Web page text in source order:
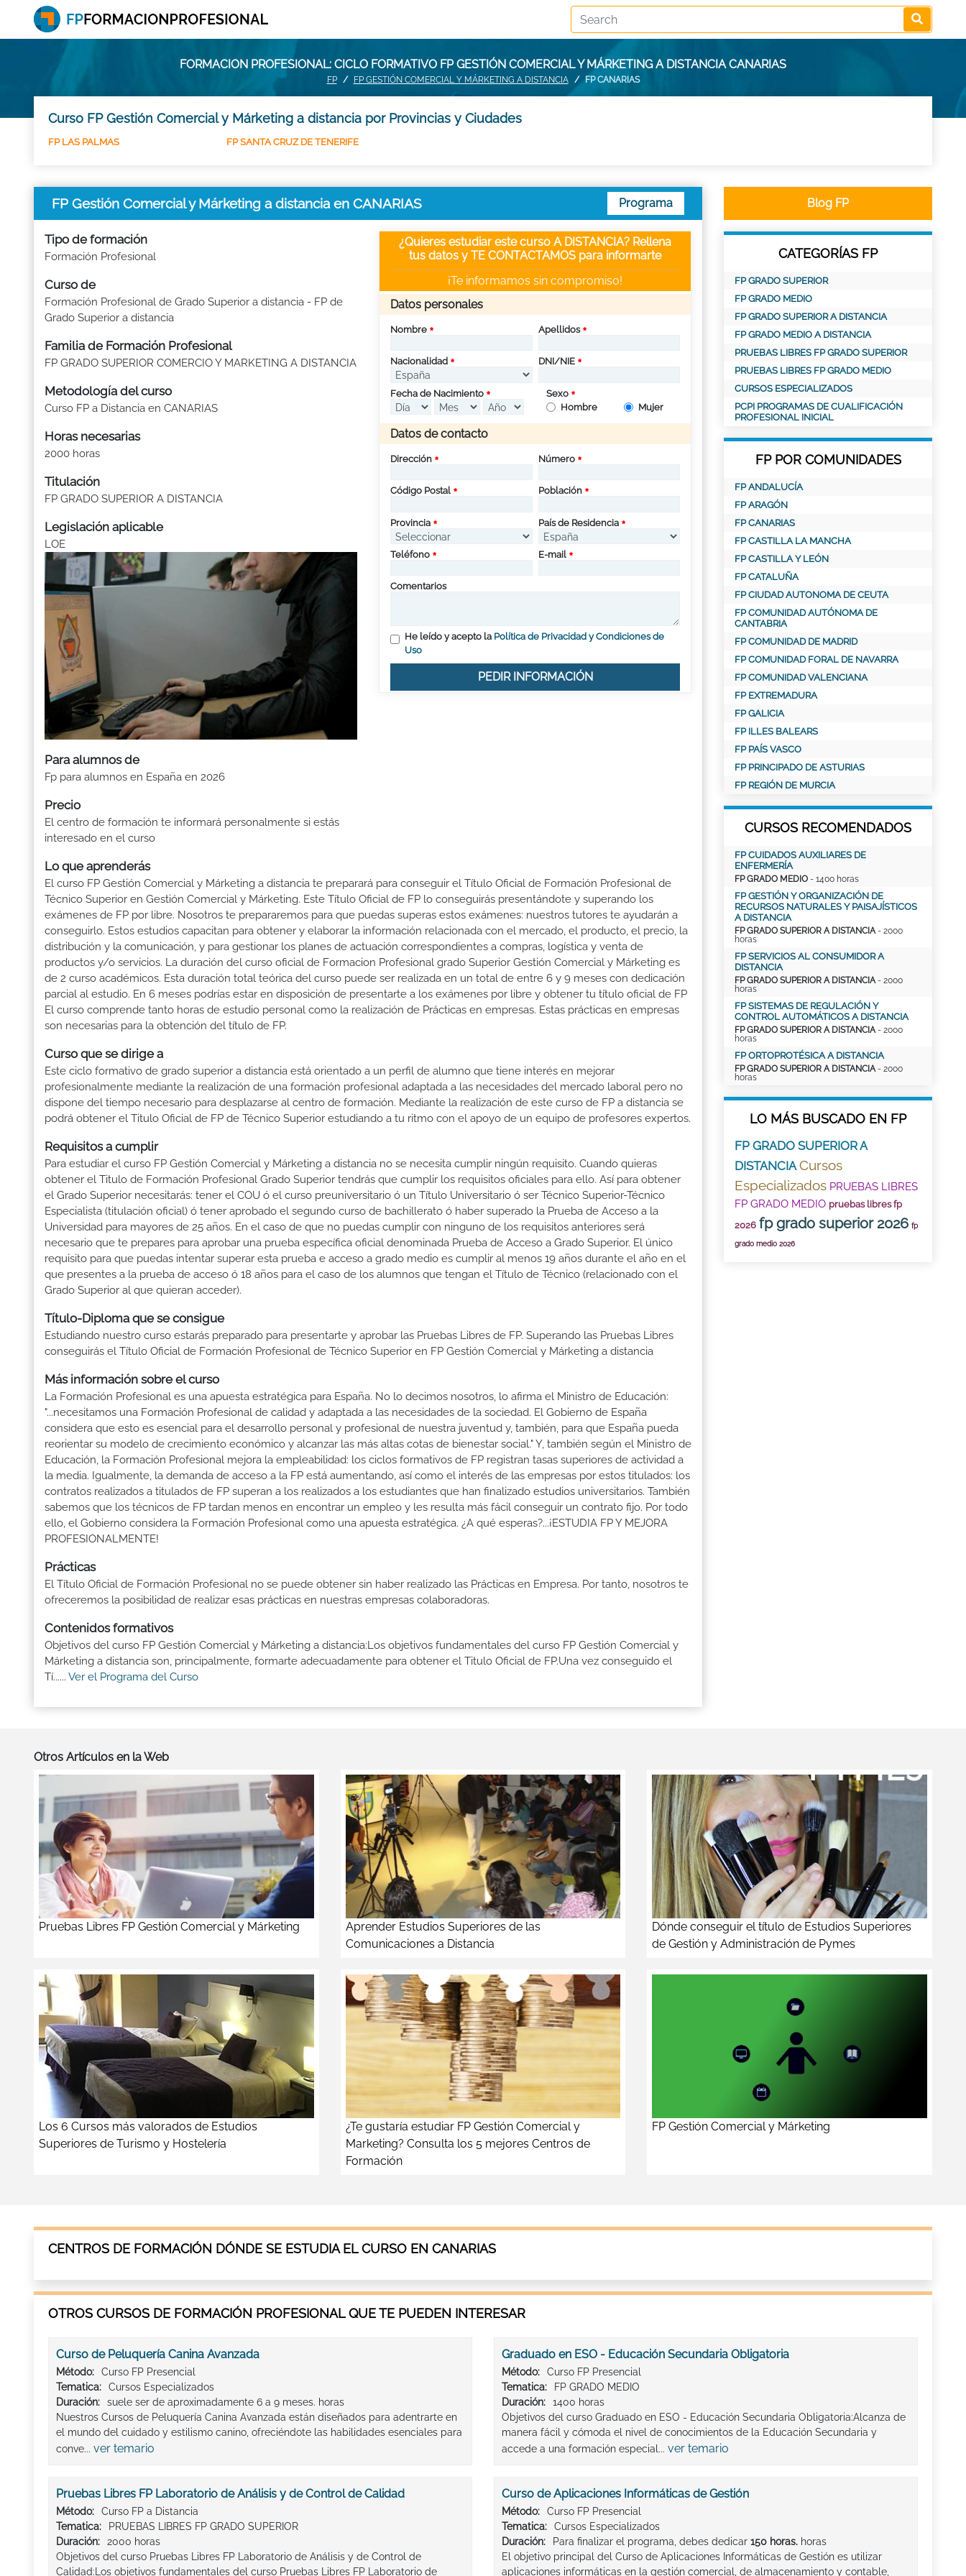
FORMACION PROFESIONAL: CICLO FORMATIVO FP GESTIÓN COMERCIAL Y MÁRKETING A DISTANCIA CANARIAS
FP FP GESTIÓN COMERCIAL Y MÁRKETING A DISTANCIA FP CANARIAS
Curso FP Gestión Comercial y Márketing a distancia por Provincias y Ciudades
FP LAS PALMAS FP SANTA CRUZ DE TENERIFE
FP Gestión Comercial y Márketing a distancia en CANARIAS Programa
Tipo de formación
Formación Profesional
Curso de
Formación Profesional de Grado Superior a distancia - FP de
Grado Superior a distancia
Familia de Formación Profesional
FP GRADO SUPERIOR COMERCIO Y MARKETING A DISTANCIA
Metodología del curso
Curso FP a Distancia en CANARIAS
Horas necesarias
2000 horas
Titulación
FP GRADO SUPERIOR A DISTANCIA
Legislación aplicable
LOE
Para alumnos de
Fp para alumnos en España en 2026
Precio
El centro de formación te informará personalmente si estás
interesado en el curso
¿Quieres estudiar este curso A DISTANCIA? Rellena
tus datos y TE CONTACTAMOS para informarte
¡Te informamos sin compromiso!
Datos personales
Nombre Apellidos
Nacionalidad DNI/NIE
Fecha de Nacimiento
Sexo
Hombre
Mujer
Datos de contacto
Dirección Número
Código Postal Población
Provincia País de Residencia
Teléfono E-mail
Comentarios
He leído y acepto la Política de Privacidad y Condiciones de
Uso
PEDIR INFORMACIÓN
Lo que aprenderás
El curso FP Gestión Comercial y Márketing a distancia te preparará para conseguir el Título Oficial de Formación Profesional de
Técnico Superior en Gestión Comercial y Márketing. Este Título Oficial de FP lo conseguirás presentándote y superando los
exámenes de FP por libre. Nosotros te prepararemos para que puedas superas estos exámenes: nuestros tutores te ayudarán a
conseguirlo. Estos estudios capacitan para obtener y elaborar la información relacionada con el mercado, el producto, el precio, la
distribución y la comunicación, y para gestionar los planes de actuación correspondientes a compras, logística y venta de
productos y/o servicios. La duración del curso oficial de Formacion Profesional grado Superior Gestión Comercial y Márketing es
de 2 curso académicos. Esta duración total teórica del curso puede ser realizada en un total de entre 6 y 9 meses con dedicación
parcial al estudio. En 6 meses podrías estar en disposición de presentarte a los exámenes por libre y obtener tu título oficial de FP
El curso comprende tanto horas de estudio personal como la realización de Prácticas en empresas. Estas prácticas en empresas
son necesarias para la obtención del título de FP.
Curso que se dirige a
Este ciclo formativo de grado superior a distancia está orientado a un perfil de alumno que tiene interés en mejorar
profesionalmente mediante la realización de una formación profesional adaptada a las necesidades del mercado laboral pero no
dispone del tiempo necesario para desplazarse al centro de formación. Mediante la realización de este curso de FP a distancia se
podrá obtener el Titulo Oficial de FP de Técnico Superior estudiando a tu ritmo con el apoyo de un equipo de profesores expertos.
Requisitos a cumplir
Para estudiar el curso FP Gestión Comercial y Márketing a distancia no se necesita cumplir ningún requisito. Cuando quieras
obtener el Titulo de Formación Profesional Grado Superior tendrás que cumplir los requisitos oficiales para ello. Así para obtener
el Grado Superior necesitarás: tener el COU ó el curso preuniversitario ó un Título Universitario ó ser Técnico Superior-Técnico
Especialista (titulación oficial) ó tener aprobado el segundo curso de bachillerato ó haber superado la Prueba de Acceso a la
Universidad para mayores de 25 años. En el caso de que no puedas cumplir con ninguno de los requisitos anteriores será
necesario que te prepares para aprobar una prueba específica oficial denominada Prueba de Acceso a Grado Superior. El único
requisito para que puedas intentar superar esta prueba e acceso a grado medio es cumplir al menos 19 años durante el año en el
que presentes a la prueba de acceso ó 18 años para el caso de los alumnos que tengan el Título de Técnico (relacionado con el
Grado Superior al que quieran acceder).
Título-Diploma que se consigue
Estudiando nuestro curso estarás preparado para presentarte y aprobar las Pruebas Libres de FP. Superando las Pruebas Libres
conseguirás el Título Oficial de Formación Profesional de Técnico Superior en FP Gestión Comercial y Márketing a distancia
Más información sobre el curso
La Formación Profesional es una apuesta estratégica para España. No lo decimos nosotros, lo afirma el Ministro de Educación:
"...necesitamos una Formación Profesional de calidad y adaptada a las necesidades de la sociedad. El Gobierno de España
considera que esto es esencial para el desarrollo personal y profesional de nuestra juventud y, también, para que España pueda
reorientar su modelo de crecimiento económico y alcanzar las más altas cotas de bienestar social." Y, también según el Ministro de
Educación, la Formación Profesional mejora la empleabilidad: los ciclos formativos de FP registran tasas superiores de actividad a
la media. Igualmente, la demanda de acceso a la FP está aumentando, así como el interés de las empresas por estos titulados: los
contratos realizados a titulados de FP superan a los realizados a los estudiantes que han finalizado estudios universitarios. También
sabemos que los técnicos de FP tardan menos en encontrar un empleo y les resulta más fácil conseguir un contrato fijo. Por todo
ello, el Gobierno considera la Formación Profesional como una apuesta estratégica. ¿A qué esperas?...¡ESTUDIA FP Y MEJORA
PROFESIONALMENTE!
Prácticas
El Título Oficial de Formación Profesional no se puede obtener sin haber realizado las Prácticas en Empresa. Por tanto, nosotros te
ofreceremos la posibilidad de realizar esas prácticas en nuestras empresas colaboradoras.
Contenidos formativos
Objetivos del curso FP Gestión Comercial y Márketing a distancia:Los objetivos fundamentales del curso FP Gestión Comercial y
Márketing a distancia son, principalmente, formarte adecuadamente para obtener el Titulo Oficial de FP.Una vez conseguido el
Tí...... Ver el Programa del Curso
Blog FP
CATEGORÍAS FP
FP GRADO SUPERIOR
FP GRADO MEDIO
FP GRADO SUPERIOR A DISTANCIA
FP GRADO MEDIO A DISTANCIA
PRUEBAS LIBRES FP GRADO SUPERIOR
PRUEBAS LIBRES FP GRADO MEDIO
CURSOS ESPECIALIZADOS
PCPI PROGRAMAS DE CUALIFICACIÓN
PROFESIONAL INICIAL
FP POR COMUNIDADES
FP ANDALUCÍA
FP ARAGÓN
FP CANARIAS
FP CASTILLA LA MANCHA
FP CASTILLA Y LEÓN
FP CATALUÑA
FP CIUDAD AUTONOMA DE CEUTA
FP COMUNIDAD AUTÓNOMA DE
CANTABRIA
FP COMUNIDAD DE MADRID
FP COMUNIDAD FORAL DE NAVARRA
FP COMUNIDAD VALENCIANA
FP EXTREMADURA
FP GALICIA
FP ILLES BALEARS
FP PAÍS VASCO
FP PRINCIPADO DE ASTURIAS
FP REGIÓN DE MURCIA
CURSOS RECOMENDADOS
FP CUIDADOS AUXILIARES DE
ENFERMERÍA
FP GRADO MEDIO - 1400 horas
FP GESTIÓN Y ORGANIZACIÓN DE
RECURSOS NATURALES Y PAISAJÍSTICOS
A DISTANCIA
FP GRADO SUPERIOR A DISTANCIA- 2000
horas
FP SERVICIOS AL CONSUMIDOR A
DISTANCIA
FP GRADO SUPERIOR A DISTANCIA- 2000
horas
FP SISTEMAS DE REGULACIÓN Y
CONTROL AUTOMÁTICOS A DISTANCIA
FP GRADO SUPERIOR A DISTANCIA- 2000
horas
FP ORTOPROTÉSICA A DISTANCIA
FP GRADO SUPERIOR A DISTANCIA- 2000
horas
LO MÁS BUSCADO EN FP
FP GRADO SUPERIOR A
DISTANCIA Cursos
Especializados PRUEBAS LIBRES
FP GRADO MEDIO pruebas libres fp
2026 fp grado superior 2026 fp
grado medio 2026
Otros Artículos en la Web
Pruebas Libres FP Gestión Comercial y Márketing
Aprender Estudios Superiores de las
Comunicaciones a Distancia
Dónde conseguir el título de Estudios Superiores
de Gestión y Administración de Pymes
Los 6 Cursos más valorados de Estudios
Superiores de Turismo y Hostelería
¿Te gustaría estudiar FP Gestión Comercial y
Marketing? Consulta los 5 mejores Centros de
Formación
FP Gestión Comercial y Márketing
CENTROS DE FORMACIÓN DÓNDE SE ESTUDIA EL CURSO EN CANARIAS
OTROS CURSOS DE FORMACIÓN PROFESIONAL QUE TE PUEDEN INTERESAR
Curso de Peluquería Canina Avanzada
Método:
Curso FP Presencial
Tematica:
Cursos Especializados
Duración:
suele ser de aproximadamente 6 a 9 meses. horas
Nuestros Cursos de Peluquería Canina Avanzada están diseñados para adentrarte en
el mundo del cuidado y estilismo canino, ofreciéndote las habilidades esenciales para
conve... ver temario
Graduado en ESO - Educación Secundaria Obligatoria
Método:
Curso FP Presencial
Tematica:
FP GRADO MEDIO
Duración:
1400 horas
Objetivos del curso Graduado en ESO - Educación Secundaria Obligatoria:Alcanza de
manera fácil y cómoda el nivel de conocimientos de la Educación Secundaria y
accede a una formación especial... ver temario
Pruebas Libres FP Laboratorio de Análisis y de Control de Calidad
Método:
Curso FP a Distancia
Tematica:
PRUEBAS LIBRES FP GRADO SUPERIOR
Duración:
2000 horas
Objetivos del curso Pruebas Libres FP Laboratorio de Análisis y de Control de
Calidad:Los objetivos fundamentales del curso Pruebas Libres FP Laboratorio de
Curso de Aplicaciones Informáticas de Gestión
Método:
Curso FP Presencial
Tematica:
Cursos Especializados
Duración:
Para finalizar el programa, debes dedicar 150 horas. horas
El objetivo principal del Curso de Aplicaciones Informáticas de Gestión es utilizar
aplicaciones informáticas en la gestión comercial, de almacenamiento y contable,